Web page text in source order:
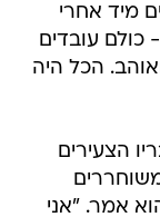
מיד אחרי
התיכון, חבר'ה בני 30, חבר'ה בני 40 - כולם עובדים
הכל היה
הצעירים
אמר. "אני